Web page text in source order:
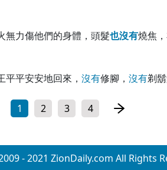
無力傷他們的身體，頭髮也沒有燒焦
平安安地回來， 沒有修腳， 沒有剃鬍
1 2 3 4
- 2021 ZionDaily.com All Rights